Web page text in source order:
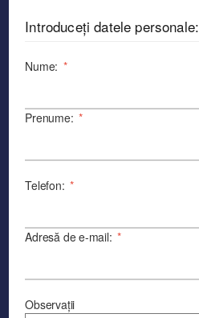
Introduceți datele personale:
Nume: *
Prenume: *
Telefon: *
Adresă de e-mail: *
Observații